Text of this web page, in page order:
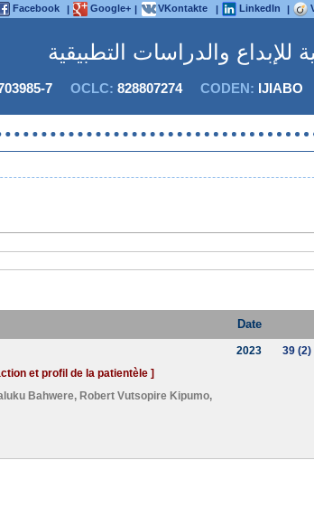
Facebook | Google+ | VKontakte | LinkedIn |
للإبداع والدراسات التطبيقية
7 OCLC: 828807274CODEN: IJIABO
Date
et profil de la patientèle ]
Bahwere, Robert Vutsopire Kipumo,
2023 39 (2)